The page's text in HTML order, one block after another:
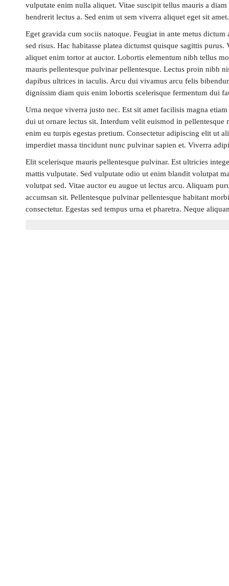
vulputate enim nulla aliquet. Vitae suscipit tellus mauris a diam
hendrerit lectus a. Sed enim ut sem viverra aliquet eget sit amet.
Eget gravida cum sociis natoque. Feugiat in ante metus
sed risus. Hac habitasse platea dictumst quisque sagittis
aliquet enim tortor at auctor. Lobortis elementum nibh tellus
mauris pellentesque pulvinar pellentesque. Lectus proin nibh
dapibus ultrices in iaculis. Arcu dui vivamus arcu felis
dignissim diam quis enim lobortis scelerisque fermentum dui
Urna neque viverra justo nec. Est sit amet facilisis magna
dui ut ornare lectus sit. Interdum velit euismod in
enim eu turpis egestas pretium. Consectetur adipiscing elit ut
imperdiet massa tincidunt nunc pulvinar sapien et. Viverra
Elit scelerisque mauris pellentesque pulvinar. Est ultricies
mattis vulputate. Sed vulputate odio ut enim blandit volutpat
volutpat sed. Vitae auctor eu augue ut lectus arcu. Aliquam
accumsan sit. Pellentesque pulvinar pellentesque habitant
consectetur. Egestas sed tempus urna et pharetra. Neque